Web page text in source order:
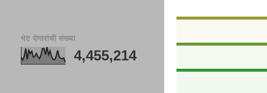
भेट देणारांची संख्या
4,455,214